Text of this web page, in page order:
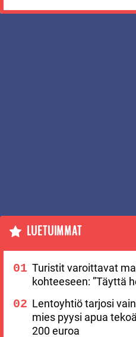
LUETUIMMAT
Turistit varoittavat
kohteeseen: ”Täyttä
Lentoyhtiö tarjosi
mies pyysi apua
200 euroa